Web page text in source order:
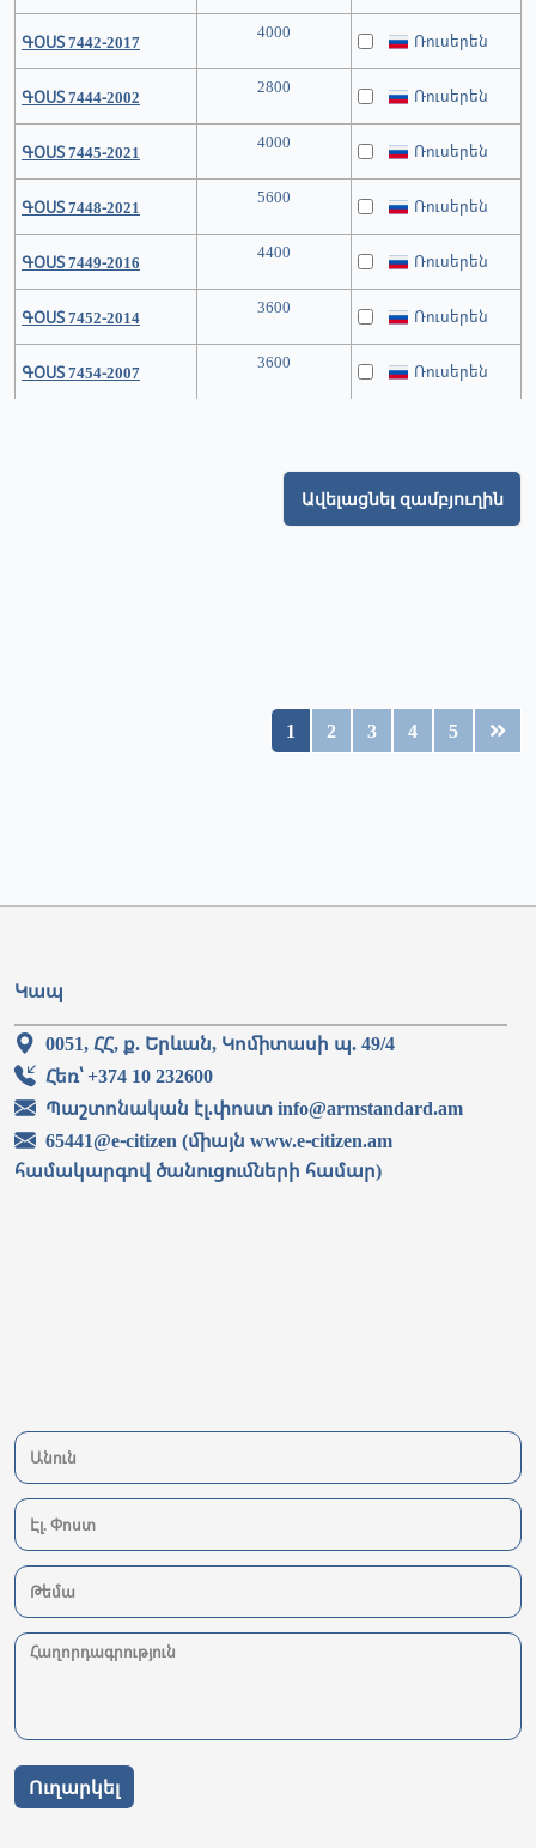
ԳՕՍՏ 7442-2017 4000 Ռուսերեն
ԳՕՍՏ 7444-2002 2800 Ռուսերեն
ԳՕՍՏ 7445-2021 4000 Ռուսերեն
ԳՕՍՏ 7448-2021 5600 Ռուսերեն
ԳՕՍՏ 7449-2016 4400 Ռուսերեն
ԳՕՍՏ 7452-2014 3600 Ռուսերեն
ԳՕՍՏ 7454-2007 3600 Ռուսերեն
Ավելացնել զամբյուղին
1 2 3 4 5
Կապ
0051, ՀՀ, ք. Երևան, Կոմիտասի պ. 49/4
Հեռ՝ +374 10 232600
Պաշտոնական էլ.փոստ info@armstandard.am
65441@e-citizen (միայն www.e-citizen.am
համակարգով ծանուցումների համար)
Ուղարկել